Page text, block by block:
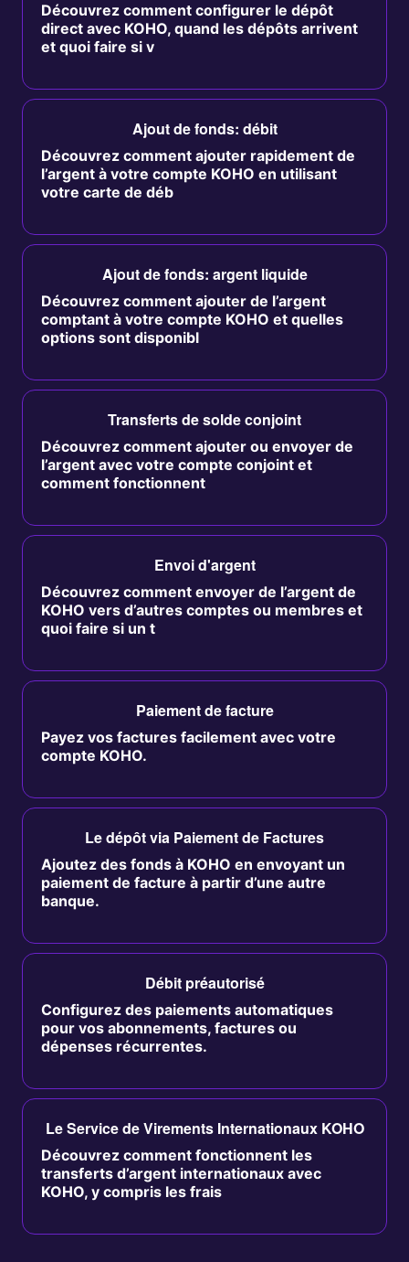
Découvrez comment configurer le dépôt
direct avec KOHO, quand les dépôts arrivent
et quoi faire si v
Ajout de fonds: débit
Découvrez comment ajouter rapidement de
l’argent à votre compte KOHO en utilisant
votre carte de déb
Ajout de fonds: argent liquide
Découvrez comment ajouter de l’argent
comptant à votre compte KOHO et quelles
options sont disponibl
Transferts de solde conjoint
Découvrez comment ajouter ou envoyer de
l’argent avec votre compte conjoint et
comment fonctionnent
Envoi d'argent
Découvrez comment envoyer de l’argent de
KOHO vers d’autres comptes ou membres et
quoi faire si un t
Paiement de facture
Payez vos factures facilement avec votre
compte KOHO.
Le dépôt via Paiement de Factures
Ajoutez des fonds à KOHO en envoyant un
paiement de facture à partir d’une autre
banque.
Débit préautorisé
Configurez des paiements automatiques
pour vos abonnements, factures ou
dépenses récurrentes.
Le Service de Virements Internationaux KOHO
Découvrez comment fonctionnent les
transferts d’argent internationaux avec
KOHO, y compris les frais